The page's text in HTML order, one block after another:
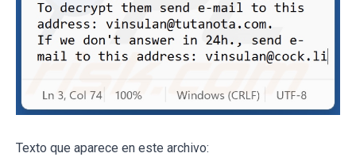
Texto que aparece en este archivo: